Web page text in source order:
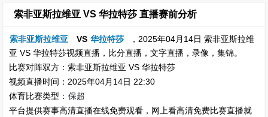
索非亚斯拉维亚 VS 华拉特莎 直播赛前分析
索非亚斯拉维亚 VS 华拉特莎
，2025年04月14日 索非亚斯拉维
亚 VS 华拉特莎视频直播，比分直播，文字直播，录像，集锦。
比赛对阵双方：索非亚斯拉维亚 VS 华拉特莎
视频直播时间：2025年04月14日 22:30
体育比赛类型： 保超
平台提供赛事高清直播在线免费观看，网上看高清免费比赛直播就